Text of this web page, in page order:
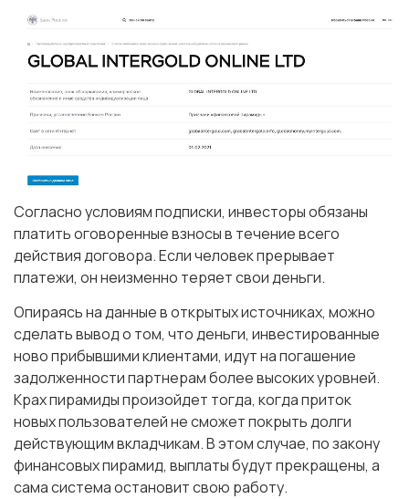
Согласно условиям подписки, инвесторы обязаны
платить оговоренные взносы в течение всего
действия договора. Если человек прерывает
платежи, он неизменно теряет свои деньги.
Опираясь на данные в открытых источниках, можно
сделать вывод о том, что деньги, инвестированные
ново прибывшими клиентами, идут на погашение
задолженности партнерам более высоких уровней.
Крах пирамиды произойдет тогда, когда приток
новых пользователей не сможет покрыть долги
действующим вкладчикам. В этом случае, по закону
финансовых пирамид, выплаты будут прекращены, а
сама система остановит свою работу.